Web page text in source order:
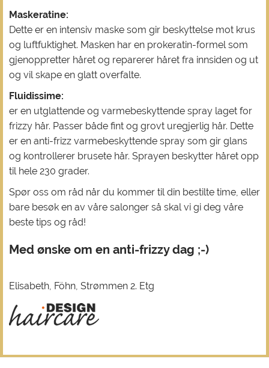
Maskeratine:
Dette er en intensiv maske som gir beskyttelse mot krus
og luftfuktighet. Masken har en prokeratin-formel som
gjenoppretter håret og reparerer håret fra innsiden og ut
og vil skape en glatt overfalte.
Fluidissime:
er en utglattende og varmebeskyttende spray laget for
frizzy hår. Passer både fint og grovt uregjerlig hår. Dette
er en anti-frizz varmebeskyttende spray som gir glans
og kontrollerer brusete hår. Sprayen beskytter håret opp
til hele 230 grader.
Spør oss om råd når du kommer til din bestilte time, eller
bare besøk en av våre salonger så skal vi gi deg våre
beste tips og råd!
Med ønske om en anti-frizzy dag ;-)
Elisabeth, Föhn, Strømmen 2. Etg